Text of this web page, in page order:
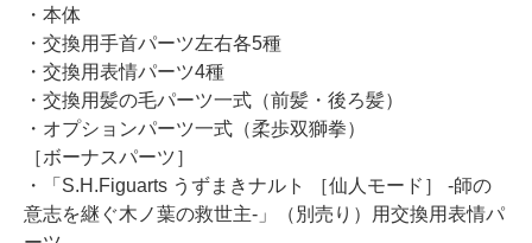
・本体
・交換用手首パーツ左右各5種
・交換用表情パーツ4種
・交換用髪の毛パーツ一式（前髪・後ろ髪）
・オプションパーツ一式（柔歩双獅拳）
［ボーナスパーツ］
・「S.H.Figuarts うずまきナルト ［仙人モード］ -師の
意志を継ぐ木ノ葉の救世主-」（別売り）用交換用表情パ